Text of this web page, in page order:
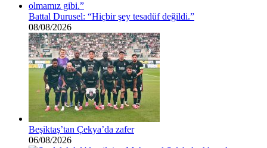
Battal Durusel: “Hiçbir şey tesadüf değildi.”
08/08/2026
Beşiktaş’tan Çekya’da zafer
06/08/2026